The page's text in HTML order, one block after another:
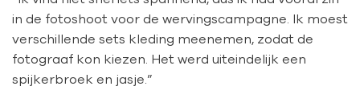
in de fotoshoot voor de wervingscampagne. Ik moest
verschillende sets kleding meenemen, zodat de
fotograaf kon kiezen. Het werd uiteindelijk een
spijkerbroek en jasje.”